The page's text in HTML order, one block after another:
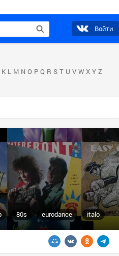
Войти
K L M N O P Q R S T U V W X Y Z
80s eurodance
italo